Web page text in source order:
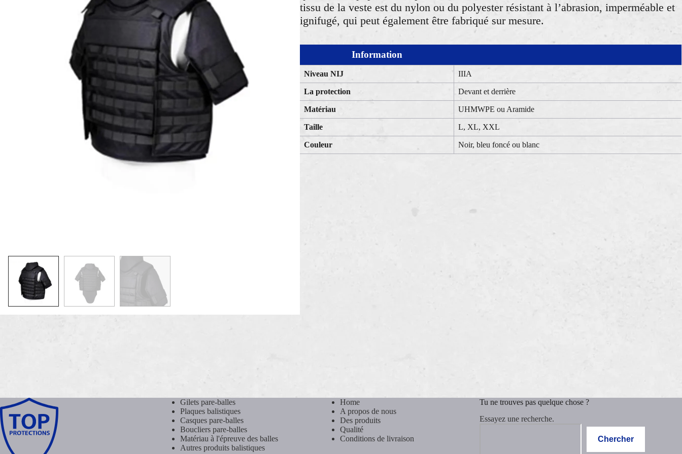
tissu de la veste est du nylon ou du polyester résistant à l’abrasion, imperméable et
ignifugé, qui peut également être fabriqué sur mesure.
Information
Niveau NIJ IIIA
La protection Devant et derrière
Matériau UHMWPE ou Aramide
Taille L, XL, XXL
Couleur Noir, bleu foncé ou blanc
Gilets pare-balles
Plaques balistiques
Casques pare-balles
Boucliers pare-balles
Matériau à l'épreuve des balles
Autres produits balistiques
Home
A propos de nous
Des produits
Qualité
Conditions de livraison
Tu ne trouves pas quelque chose ?
Essayez une recherche.
Chercher